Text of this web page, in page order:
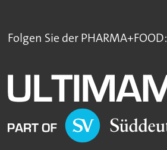
Folgen Sie der PHARMA+FOOD: